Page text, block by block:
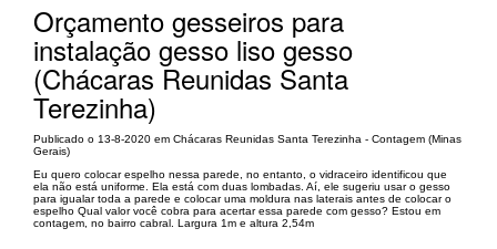
Orçamento gesseiros para
instalação gesso liso gesso
(Chácaras Reunidas Santa
Terezinha)
Publicado o 13-8-2020 em Chácaras Reunidas Santa Terezinha - Contagem (Minas
Gerais)
Eu quero colocar espelho nessa parede, no entanto, o vidraceiro identificou que
ela não está uniforme. Ela está com duas lombadas. Aí, ele sugeriu usar o gesso
para igualar toda a parede e colocar uma moldura nas laterais antes de colocar o
espelho Qual valor você cobra para acertar essa parede com gesso? Estou em
contagem, no bairro cabral. Largura 1m e altura 2,54m